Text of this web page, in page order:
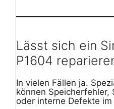
Lässt sich ein
P1604
In vielen Fällen ja.
können Speicherfehler,
oder interne Defekte